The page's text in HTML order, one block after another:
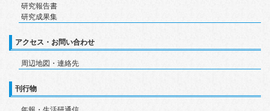
研究報告書
研究成果集
アクセス・お問い合わせ
周辺地図・連絡先
刊行物